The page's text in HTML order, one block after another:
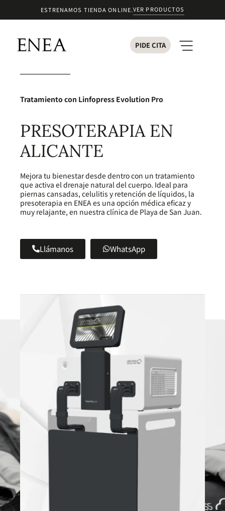
ESTRENAMOS TIENDA ONLINE.VER PRODUCTOS
PIDE CITA
Tratamiento con Linfopress Evolution Pro
PRESOTERAPIA EN
ALICANTE
Mejora tu bienestar desde dentro con un tratamiento
que activa el drenaje natural del cuerpo. Ideal para
piernas cansadas, celulitis y retención de líquidos, la
presoterapia en ENEA es una opción médica eficaz y
muy relajante, en nuestra clínica de Playa de San Juan.
Llámanos WhatsApp